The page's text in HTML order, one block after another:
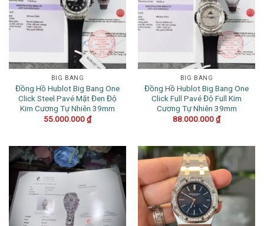
BIG BANG
Đồng Hồ Hublot Big Bang One
Click Steel Pavé Mặt Đen Độ
Kim Cương Tự Nhiên 39mm
55.000.000₫
BIG BANG
Đồng Hồ Hublot Big Bang One
Click Full Pavé Độ Full Kim
Cương Tự Nhiên 39mm
88.000.000₫